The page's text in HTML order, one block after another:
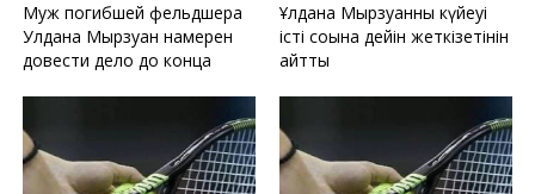
Муж погибшей фельдшера
Улдана Мырзуан намерен
довести дело до конца
Ұлдана Мырзуанның күйеуі
істі соңына дейін жеткізетінін
айтты